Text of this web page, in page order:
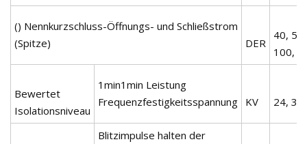
() Nennkurzschluss-Öffnungs- und Schließstrom
(Spitze)
DER
40,
100,
Bewertet
Isolationsniveau
1min1min Leistung
Frequenzfestigkeitsspannung KV 24,
Blitzimpulse halten der